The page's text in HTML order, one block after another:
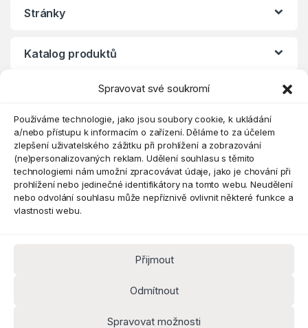
Spravovat své soukromí
Používáme technologie, jako jsou soubory cookie, k ukládání
a/nebo přístupu k informacím o zařízení. Děláme to za účelem
zlepšení uživatelského zážitku při prohlížení a zobrazování
(ne)personalizovaných reklam. Udělení souhlasu s těmito
technologiemi nám umožní zpracovávat údaje, jako je chování při
prohlížení nebo jedinečné identifikátory na tomto webu. Neudělení
nebo odvolání souhlasu může nepříznivě ovlivnit některé funkce a
vlastnosti webu.
Přijmout
Odmítnout
Spravovat možnosti
Stránky
Katalog produktů
Máte dotaz? Kontaktujte nás
k.cz
Kancelář 8:30 - 16:00